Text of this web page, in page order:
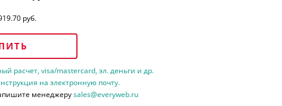
руб.
расчет, visa/mastercard, эл. деньги и др.
на электронную почту.
менеджеруsales@everyweb.ru